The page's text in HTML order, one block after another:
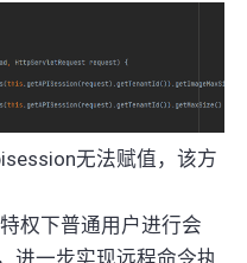
无法赋值，该方
权下普通用户进行会